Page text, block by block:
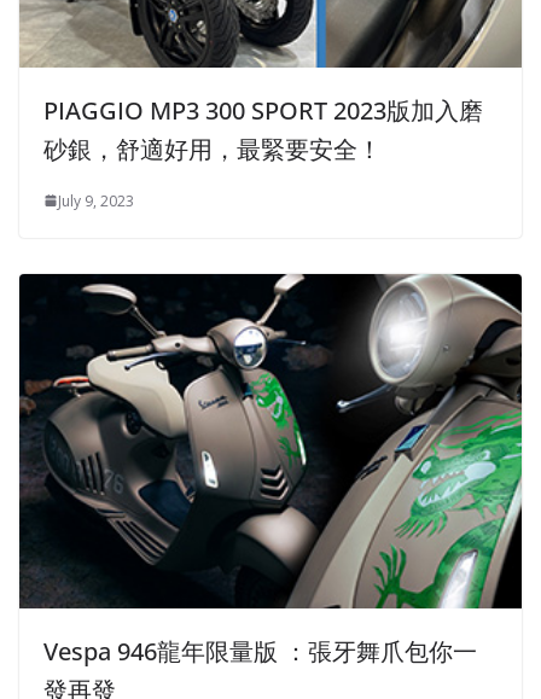
PIAGGIO MP3 300 SPORT 2023版加入磨
砂銀，舒適好用，最緊要安全！
July 9, 2023
Vespa 94​​6龍年限量版 ：張牙舞爪包你一
發再發